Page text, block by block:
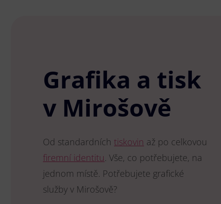
Grafika a tisk
v Mirošově
Od standardních tiskovin až po celkovou
firemní identitu. Vše, co potřebujete, na
jednom místě. Potřebujete grafické
služby v Mirošově?